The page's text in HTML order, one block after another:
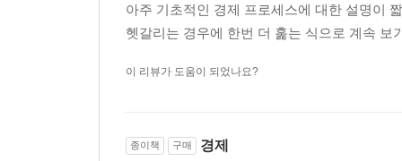
왕왕 있기 때문이죠. 독자들의 이목을 끌기 위해
그리지 않고 강조하고 싶은 값만 삐죽 올라가 있
나치게 나빠졌다고 불안해질 수도 있고, 지표가
리 읽어 내려갈 수 있을까요? 숫자감을 키울
아주 기초적인 경제 프로세스에 대한 설명이
헷갈리는 경우에 한번 더 훑는 식으로 계속
이 리뷰가 도움이 되었나요?
종이책 구매 경제